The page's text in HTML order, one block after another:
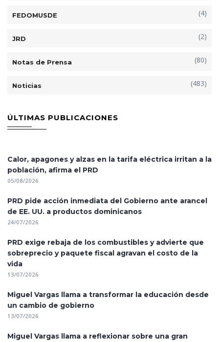
FEDOMUSDE (4)
JRD (2)
Notas de Prensa (80)
Noticias (483)
ÚLTIMAS PUBLICACIONES
Calor, apagones y alzas en la tarifa eléctrica irritan a la
población, afirma el PRD
05/08/2026
PRD pide acción inmediata del Gobierno ante arancel
de EE. UU. a productos dominicanos
24/07/2026
PRD exige rebaja de los combustibles y advierte que
sobreprecio y paquete fiscal agravan el costo de la
vida
13/07/2026
Miguel Vargas llama a transformar la educación desde
un cambio de gobierno
13/07/2026
Miguel Vargas llama a reflexionar sobre una gran